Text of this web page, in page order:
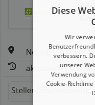
Neunburg vorm
aktualisiert seit:
Stellenbeschreibung:
Diese
Wir
verbessern.
unserer
Verwendung
Cookie-